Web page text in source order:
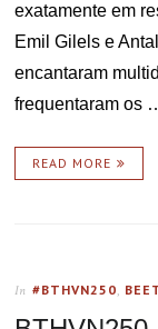
exatamente em
Emil Gilels e
encantaram
frequentaram os
READ MORE
In #BTHVN250,